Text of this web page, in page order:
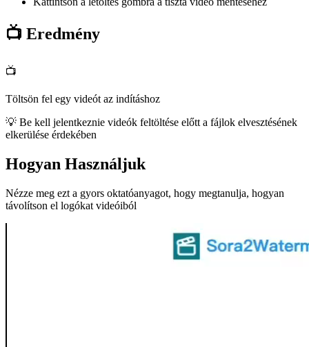
📺 Eredmény
📺
Töltsön fel egy videót az indításhoz
💡 Be kell jelentkeznie videók feltöltése előtt a fájlok elvesztésének
elkerülése érdekében
Hogyan Használjuk
Nézze meg ezt a gyors oktatóanyagot, hogy megtanulja, hogyan
távolítson el logókat videóiból